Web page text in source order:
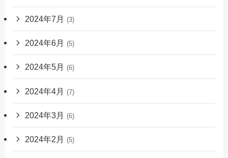
2024年7月 (3)
2024年6月 (5)
2024年5月 (6)
2024年4月 (7)
2024年3月 (6)
2024年2月 (5)